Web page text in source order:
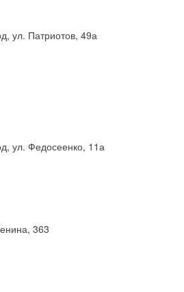
ул. Патриотов, 49а
ул. Федосеенко, 11а
363